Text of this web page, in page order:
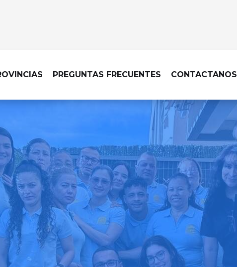
PREGUNTAS FRECUENTES CONTACTANOS
LIMPIEZA DE OBRA EN IZNATE
con una
cada acabado
gratis
Llama hoy: